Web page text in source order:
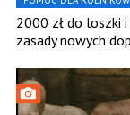
2000 zł do loszki
zasady nowych